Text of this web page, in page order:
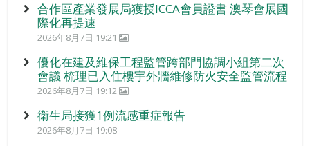
合作區產業發展局獲授ICCA會員證書 澳琴會展國
際化再提速
2026年8月7日 19:21
優化在建及維保工程監管跨部門協調小組第二次
會議 梳理已入住樓宇外牆維修防火安全監管流程
2026年8月7日 19:12
衛生局接獲1例流感重症報告
2026年8月7日 19:08